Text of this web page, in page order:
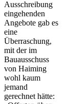
Ausschreibung
eingehenden
Angebote gab es
eine
Überraschung,
mit der im
Bauausschuss
von Haiming
wohl kaum
jemand
gerechnet hätte: